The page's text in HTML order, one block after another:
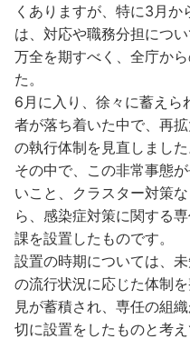
くありますが、特に3月
は、対応や職務分担につ
万全を期すべく、全庁か
た。
6月に入り、徐々に蓄えら
者が落ち着いた中で、再
の執行体制を見直しました
その中で、この非常事態
いこと、クラスター対策
ら、感染症対策に関する
課を設置したものです。
設置の時期については、
の流行状況に応じた体制
見が蓄積され、専任の組
切に設置をしたものと考え